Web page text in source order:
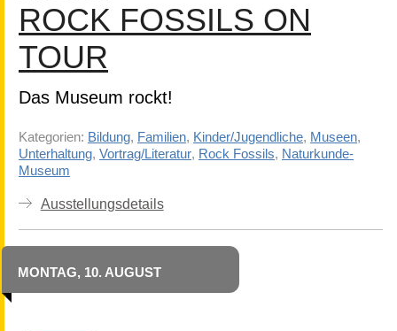
ROCK FOSSILS ON
TOUR
Das Museum rockt!
Kategorien: Bildung, Familien, Kinder/Jugendliche, Museen,
Unterhaltung, Vortrag/Literatur, Rock Fossils, Naturkunde-
Museum
Ausstellungsdetails
MONTAG, 10. AUGUST